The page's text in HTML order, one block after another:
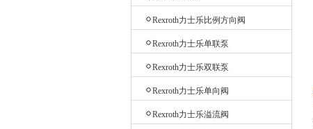
Rexroth力士乐比例方向阀
Rexroth力士乐单联泵
Rexroth力士乐双联泵
Rexroth力士乐单向阀
Rexroth力士乐溢流阀